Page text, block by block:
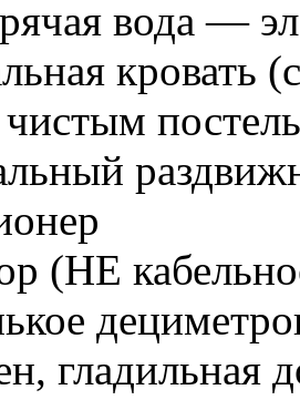
вода —
кровать
(НЕ
гладильная